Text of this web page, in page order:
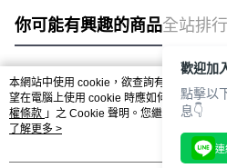
你可能有興趣的商品全站排行
熱門標籤
本網站中使用 cookie，欲查詢有關本網站使
望在電腦上使用 cookie 時應如何變更電腦
權條款 」之 Cookie 聲明。您繼續使用本網
用條款之 Cookie 聲明使用 cookie。
了解更多 >
歡迎加
點擊以
息👇